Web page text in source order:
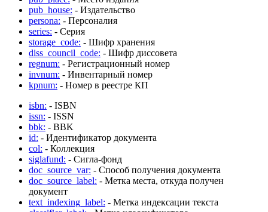
pub_house: - Издательство
persona: - Персоналия
series: - Серия
storage_code: - Шифр хранения
diss_council_code: - Шифр диссовета
regnum: - Регистрационный номер
invnum: - Инвентарный номер
kpnum: - Номер в реестре КП
isbn: - ISBN
issn: - ISSN
bbk: - BBK
id: - Идентификатор документа
col: - Коллекция
siglafund: - Сигла-фонд
doc_source_var: - Способ получения документа
doc_source_label: - Метка места, откуда получен
документ
text_indexing_label: - Метка индексации текста